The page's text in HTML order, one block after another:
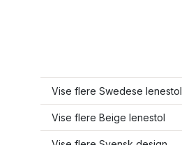
Vise flere Swedese lenestol
Vise flere Beige lenestol